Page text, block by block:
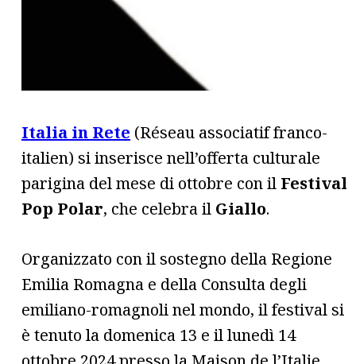
Italia in Rete (Réseau associatif franco-
italien) si inserisce nell’offerta culturale
parigina del mese di ottobre con il Festival
Pop Polar, che celebra il Giallo.
Organizzato con il sostegno della Regione
Emilia Romagna e della Consulta degli
emiliano-romagnoli nel mondo, il festival si
è tenuto la domenica 13 e il lunedì 14